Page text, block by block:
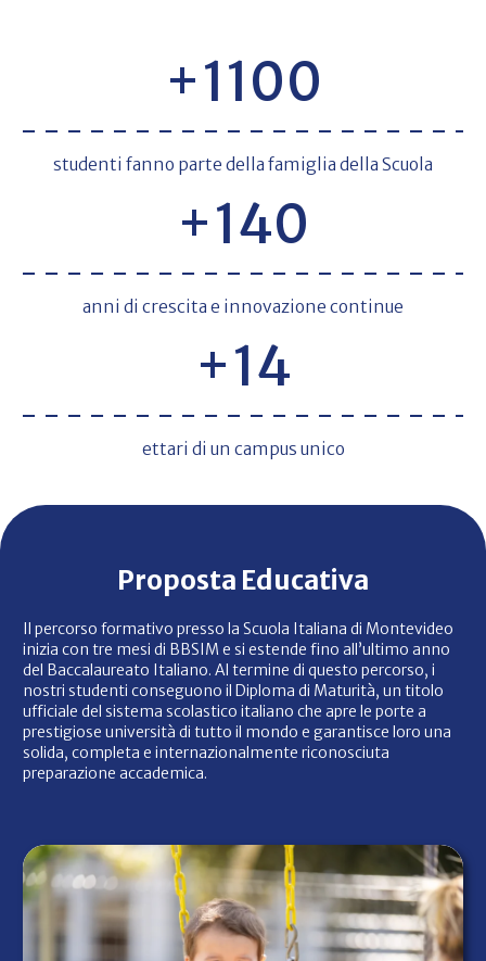
+1100
studenti fanno parte della famiglia della Scuola
+140
anni di crescita e innovazione continue
+14
ettari di un campus unico
Proposta Educativa
Il percorso formativo presso la Scuola Italiana di Montevideo
inizia con tre mesi di BBSIM e si estende fino all’ultimo anno
del Baccalaureato Italiano. Al termine di questo percorso, i
nostri studenti conseguono il Diploma di Maturità, un titolo
ufficiale del sistema scolastico italiano che apre le porte a
prestigiose università di tutto il mondo e garantisce loro una
solida, completa e internazionalmente riconosciuta
preparazione accademica.